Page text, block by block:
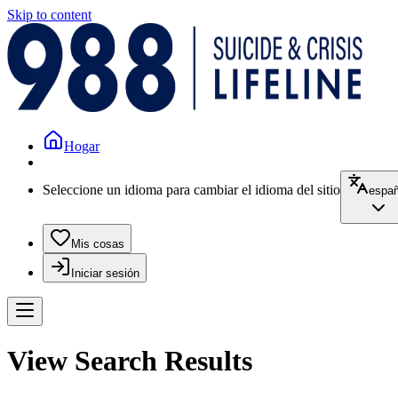
Skip to content
Hogar
Seleccione un idioma para cambiar el idioma del sitio
Mis cosas
Iniciar sesión
View Search Results